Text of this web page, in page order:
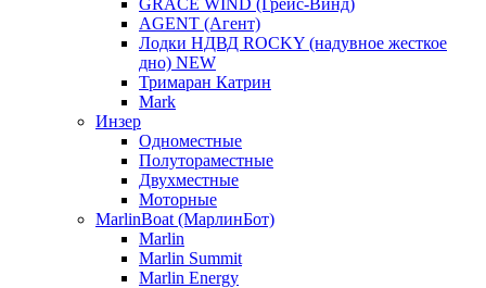
GRACE WIND (Грейс-Винд)
AGENT (Агент)
Лодки НДВД ROCKY (надувное жесткое
дно) NEW
Тримаран Катрин
Mark
Инзер
Одноместные
Полутораместные
Двухместные
Моторные
MarlinBoat (МарлинБот)
Marlin
Marlin Summit
Marlin Energy